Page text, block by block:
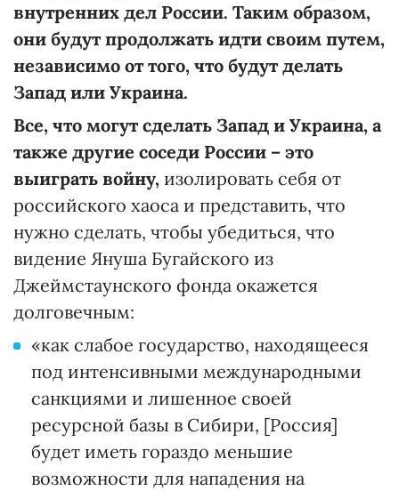
внутренних дел России. Таким образом,
они будут продолжать идти своим путем,
независимо от того, что будут делать
Запад или Украина.
Все, что могут сделать Запад и Украина, а
также другие соседи России – это
выиграть войну, изолировать себя от
российского хаоса и представить, что
нужно сделать, чтобы убедиться, что
видение Януша Бугайского из
Джеймстаунского фонда окажется
долговечным:
«как слабое государство, находящееся
под интенсивными международными
санкциями и лишенное своей
ресурсной базы в Сибири, [Россия]
будет иметь гораздо меньшие
возможности для нападения на